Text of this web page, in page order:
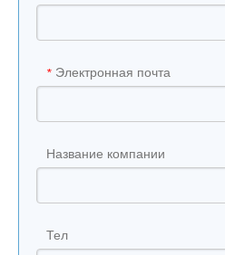
* Электронная почта
Название компании
Тел